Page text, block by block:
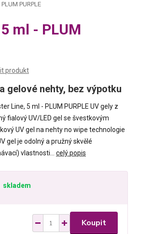
PURPLE
ml - PLUM
produkt
gelové nehty, bez výpotku
Line, 5 ml - PLUM PURPLE UV gely z
fialový UV/LED gel se švestkovým
UV gel na nehty no wipe technologie
gel je odolný a pružný skvělé
vlastnosti... celý popis
skladem
Koupit